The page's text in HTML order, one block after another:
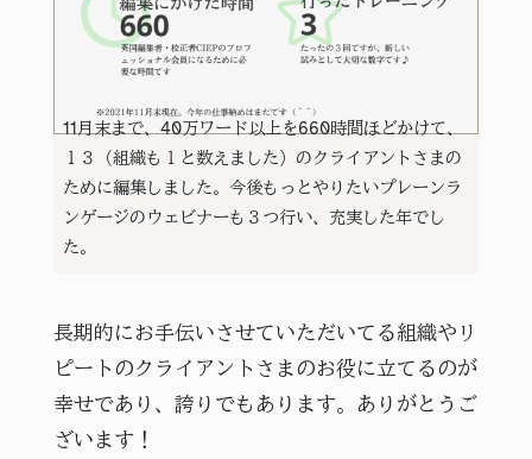
11月末まで、40万ワード以上を660時間ほどかけて、
１３（組織も１と数えました）のクライアントさまの
ために編集しました。今後もっとやりたいプレーンラ
ンゲージのウェビナーも３つ行い、充実した年でし
た。
長期的にお手伝いさせていただいてる組織やリ
ピートのクライアントさまのお役に立てるのが
幸せであり、誇りでもあります。ありがとうご
ざいます！